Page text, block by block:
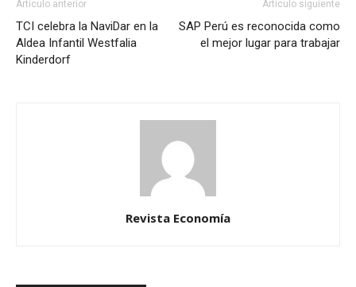
Artículo anterior
TCI celebra la NaviDar en la
Aldea Infantil Westfalia
Kinderdorf
Artículo siguiente
SAP Perú es reconocida como
el mejor lugar para trabajar
Revista Economía